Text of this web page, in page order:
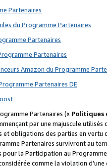
Partenaires
du Programme Partenaires
Partenaires
Partenaires
Amazon du Programme
Partenaires DE
Partenaires (« Politiques
par une majuscule
obligations des parties en
Partenaires survivront au
la Participation au
comme la violation